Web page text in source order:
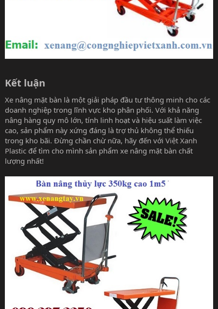
Kết luận​
Xe nâng mặt bàn là một giải pháp đầu tư thông minh cho các
doanh nghiệp trong lĩnh vực kho phân phối. Với khả năng
nâng hàng quy mô lớn, tính linh hoạt và hiệu suất làm việc
cao, sản phẩm này xứng đáng là trợ thủ không thể thiếu
trong kho bãi. Đừng chần chừ nữa, hãy đến với Việt Xanh
Plastic để tìm cho mình sản phẩm xe nâng mặt bàn chất
lượng nhất!